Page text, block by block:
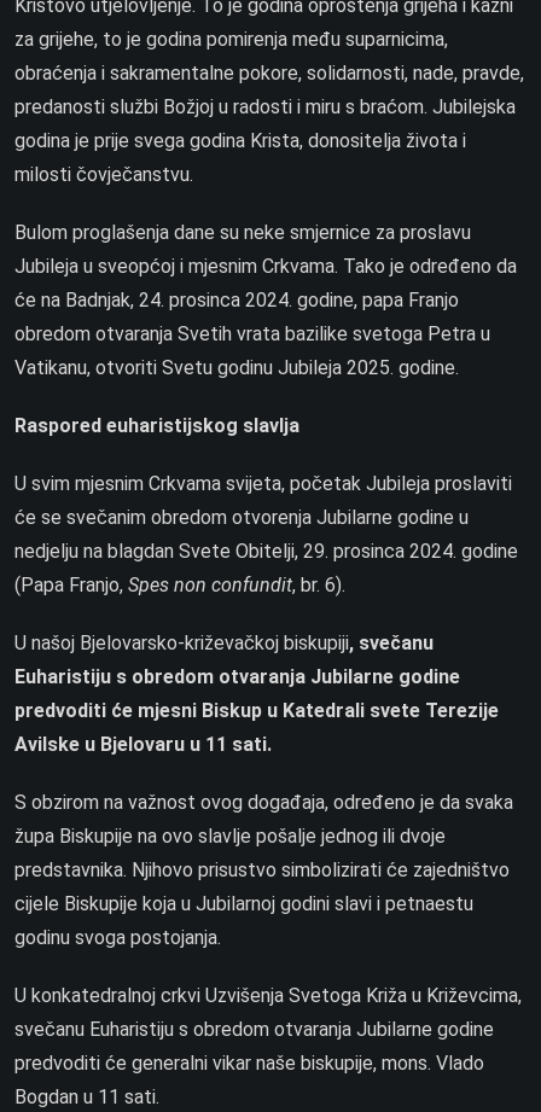
Kristovo utjelovljenje. To je godina oproštenja grijeha i kazni
za grijehe, to je godina pomirenja među suparnicima,
obraćenja i sakramentalne pokore, solidarnosti, nade, pravde,
predanosti službi Božjoj u radosti i miru s braćom. Jubilejska
godina je prije svega godina Krista, donositelja života i
milosti čovječanstvu.
Bulom proglašenja dane su neke smjernice za proslavu
Jubileja u sveopćoj i mjesnim Crkvama. Tako je određeno da
će na Badnjak, 24. prosinca 2024. godine, papa Franjo
obredom otvaranja Svetih vrata bazilike svetoga Petra u
Vatikanu, otvoriti Svetu godinu Jubileja 2025. godine.
Raspored euharistijskog slavlja
U svim mjesnim Crkvama svijeta, početak Jubileja proslaviti
će se svečanim obredom otvorenja Jubilarne godine u
nedjelju na blagdan Svete Obitelji, 29. prosinca 2024. godine
(Papa Franjo, Spes non confundit, br. 6).
U našoj Bjelovarsko-križevačkoj biskupiji, svečanu
Euharistiju s obredom otvaranja Jubilarne godine
predvoditi će mjesni Biskup u Katedrali svete Terezije
Avilske u Bjelovaru u 11 sati.
S obzirom na važnost ovog događaja, određeno je da svaka
župa Biskupije na ovo slavlje pošalje jednog ili dvoje
predstavnika. Njihovo prisustvo simbolizirati će zajedništvo
cijele Biskupije koja u Jubilarnoj godini slavi i petnaestu
godinu svoga postojanja.
U konkatedralnoj crkvi Uzvišenja Svetoga Križa u Križevcima,
svečanu Euharistiju s obredom otvaranja Jubilarne godine
predvoditi će generalni vikar naše biskupije, mons. Vlado
Bogdan u 11 sati.